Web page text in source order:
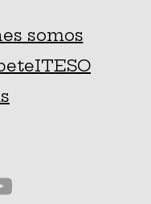
somos
ITESO